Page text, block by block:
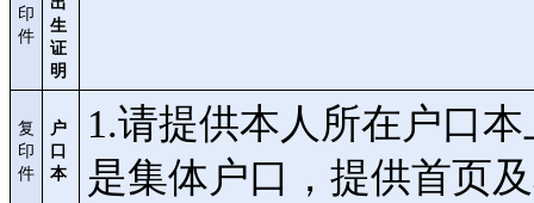
印
件
生
证
明
复
印
件
户
口
本
1.请提供本人所在户口
是集体户口，提供首页